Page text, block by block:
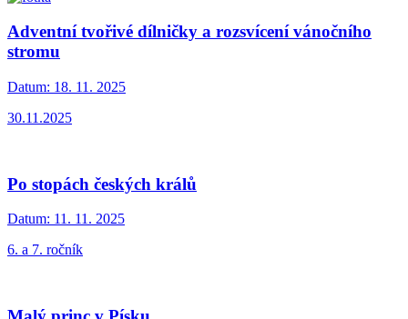
Adventní tvořivé dílničky a rozsvícení vánočního
stromu
Datum: 18. 11. 2025
30.11.2025
Po stopách českých králů
Datum: 11. 11. 2025
6. a 7. ročník